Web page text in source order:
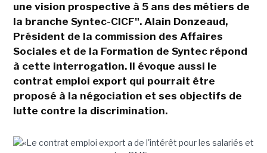
une vision prospective à 5 ans des métiers de
la branche Syntec-CICF". Alain Donzeaud,
Président de la commission des Affaires
Sociales et de la Formation de Syntec répond
à cette interrogation. Il évoque aussi le
contrat emploi export qui pourrait être
proposé à la négociation et ses objectifs de
lutte contre la discrimination.